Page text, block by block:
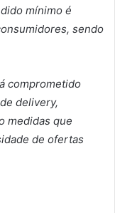
mínimo é
sendo
comprometido
delivery,
medidas que
de ofertas